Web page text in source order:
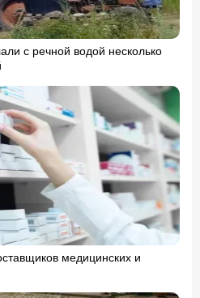
с речной водой несколько
медицинских и